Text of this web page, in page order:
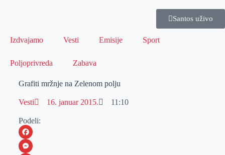
Santos uživo
Izdvajamo Vesti Emisije Sport
Poljoprivreda Zabava
Grafiti mržnje na Zelenom polju
Vesti 16. januar 2015. 11:10
Podeli:
F